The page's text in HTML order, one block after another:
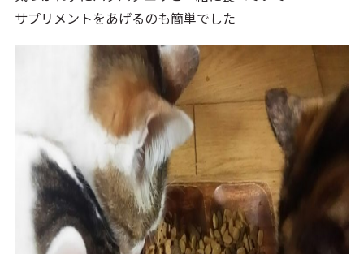
サプリメントをあげるのも簡単でした